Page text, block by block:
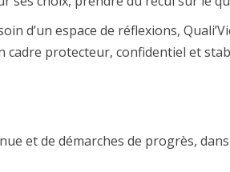
d’un espace de réflexions,
protecteur, confidentiel et
et de démarches de progrès,